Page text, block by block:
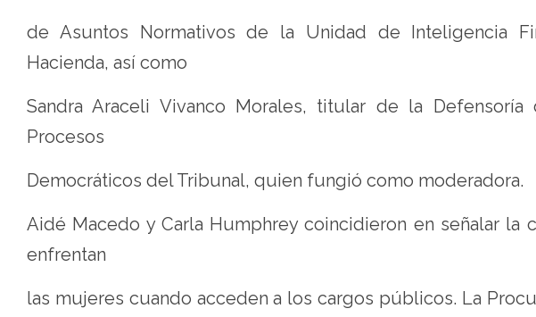
de Asuntos Normativos de la Unidad de Inteligencia
Hacienda, así como
Sandra Araceli Vivanco Morales, titular de la Defensoría
Procesos
Democráticos del Tribunal, quien fungió como moderadora.
Aidé Macedo y Carla Humphrey coincidieron en señalar la
enfrentan
las mujeres cuando acceden a los cargos públicos. La